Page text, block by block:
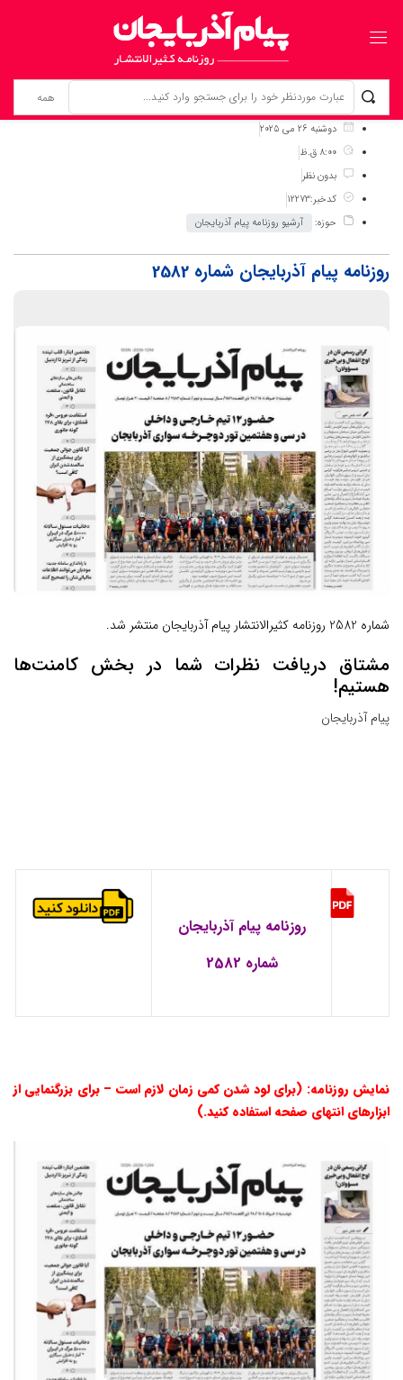
برگ نخست نوشته‌ها
روزنامه پیام آذربایجان شماره 2582
دوشنبه 26 می 2025
8:00 ق.ظ
بدون نظر
کدخبر:12273
حوزه:
آرشیو روزنامه پیام آذربایجان
روزنامه پیام آذربایجان شماره 2582
شماره 2582 روزنامه کثیرالانتشار پیام آذربایجان منتشر شد.
مشتاق دریافت نظرات شما در بخش کامنت‌ها
هستیم!
پیام آذربایجان
روزنامه پیام آذربایجان
شماره 2582
نمایش روزنامه: (برای لود شدن کمی زمان لازم است – برای بزرگنمایی از
ابزارهای انتهای صفحه استفاده کنید.)